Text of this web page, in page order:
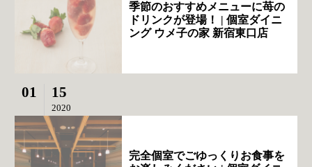
季節のおすすめメニューに苺の
ドリンクが登場！ | 個室ダイニ
ング ウメ子の家 新宿東口店
01 15
2020
完全個室でごゆっくりお食事を